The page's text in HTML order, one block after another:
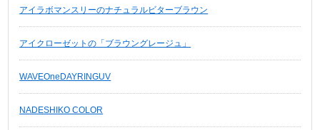
アイラボマンスリーのナチュラルビターブラウン
アイクローゼットの「ブラウングレージュ」
WAVEOneDAYRINGUV
NADESHIKO COLOR